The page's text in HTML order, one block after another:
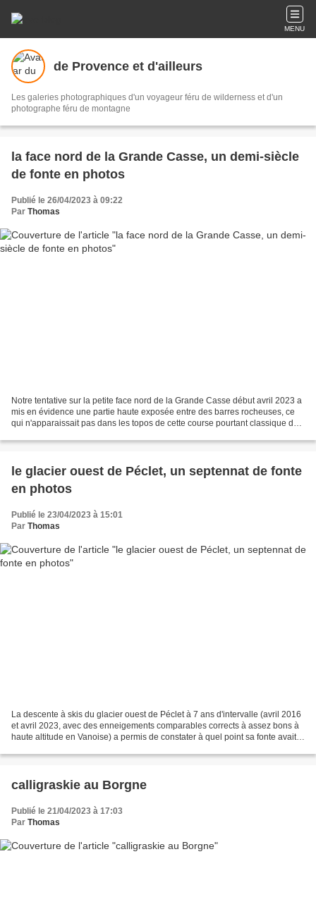
MENU
de Provence et d'ailleurs
Les galeries photographiques d'un voyageur féru de wilderness et d'un
photographe féru de montagne
la face nord de la Grande Casse, un demi-siècle
de fonte en photos
Publié le 26/04/2023 à 09:22
Par Thomas
Notre tentative sur la petite face nord de la Grande Casse début avril 2023 a
mis en évidence une partie haute exposée entre des barres rocheuses, ce
qui n'apparaissait pas dans les topos de cette course pourtant classique de
le glacier ouest de Péclet, un septennat de fonte
en photos
Publié le 23/04/2023 à 15:01
Par Thomas
La descente à skis du glacier ouest de Péclet à 7 ans d'intervalle (avril 2016
et avril 2023, avec des enneigements comparables corrects à assez bons à
haute altitude en Vanoise) a permis de constater à quel point sa fonte avait
calligraskie au Borgne
Publié le 21/04/2023 à 17:03
Par Thomas